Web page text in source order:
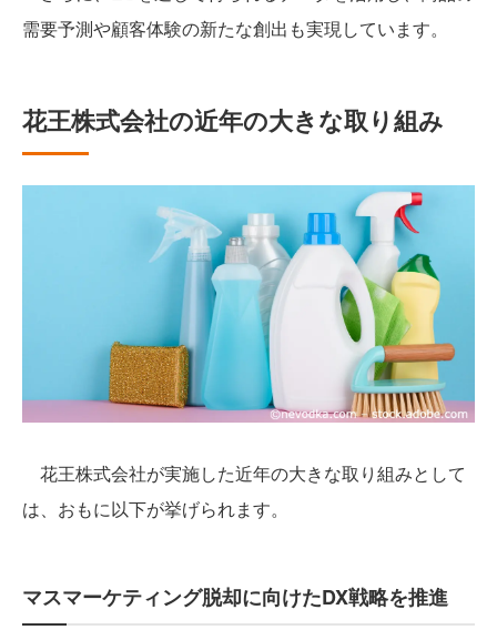
需要予測や顧客体験の新たな創出も実現しています。
花王株式会社の近年の大きな取り組み
花王株式会社が実施した近年の大きな取り組みとして
は、おもに以下が挙げられます。
マスマーケティング脱却に向けたDX戦略を推進